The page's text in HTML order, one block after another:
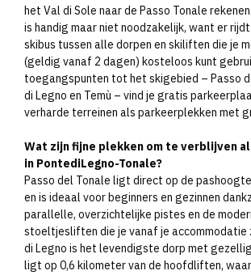
het Val di Sole naar de Passo Tonale
is handig maar niet noodzakelijk, want er
skibus tussen alle dorpen en skiliften die je
(geldig vanaf 2 dagen) kosteloos kunt
toegangspunten tot het skigebied – Passo
di Legno en Temù – vind je gratis
verharde terreinen als parkeerplekken met
Wat zijn fijne plekken om te verblijven
in PontediLegno-Tonale?
Passo del Tonale ligt direct op de
en is ideaal voor beginners en gezinnen
parallelle, overzichtelijke pistes en de
stoeltjesliften die je vanaf je accommodatie
di Legno is het levendigste dorp met
ligt op 0,6 kilometer van de hoofdliften,